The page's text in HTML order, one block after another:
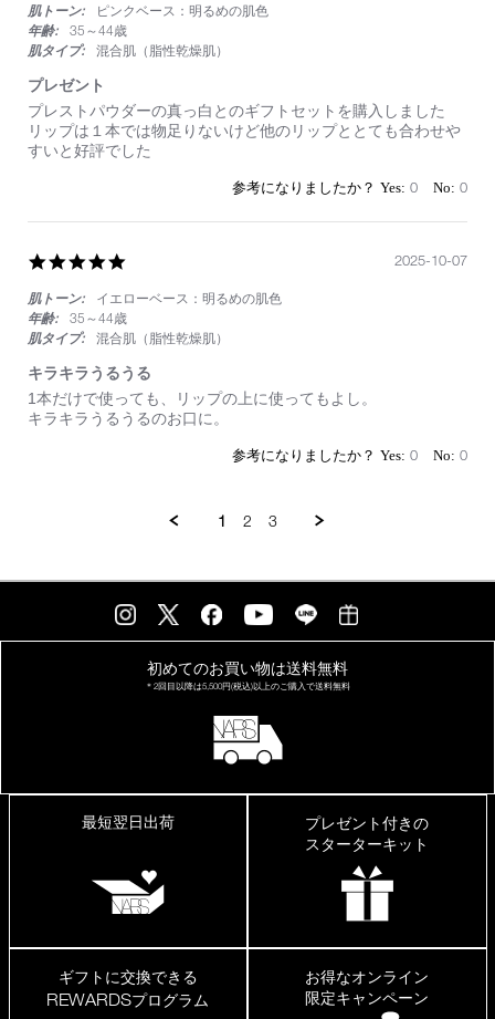
も
抜
群
rating
肌トーン:
ピンクベース：明るめの肌色
年齢:
35～44歳
肌タイプ:
混合肌（脂性乾燥肌）
プレゼント
Review
by
on
review
stating
プ
ト
プレストパウダーの真っ白とのギフトセットを購入しました
リップは１本では物足りないけど他のリップととても合わせや
すいと好評でした
0 0
rating
肌トーン:
イエローベース：明るめの肌色
年齢:
35～44歳
肌タイプ:
混合肌（脂性乾燥肌）
キラキラうるうる
Review
by
review
stating
1本だけで使っても、リップの上に使ってもよし。
キラキラうるうるのお口に。
2025-10-07
0 0
1 2 3
初めてのお買い物は送料無料
＊2回目以降は5,500円(税込)以上のご購入で送料無料
最短翌日出荷
プレゼント付きの
スターターキット
ギフトに交換できる
REWARDSプログラム
お得なオンライン
限定キャンペーン